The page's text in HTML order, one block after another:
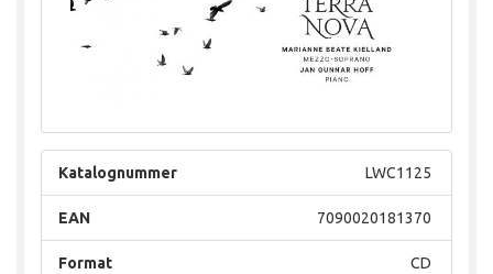
LWC1125
Katalognummer
7090020181370
EAN
CD
Format